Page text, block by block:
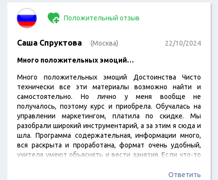
Положительный отзыв
Саша Спруктова (Москва) 22/10/2024
Много положительных эмоций…
Много положительных эмоций Достоинства Чисто
технически все эти материалы возможно найти и
самостоятельно. Но лично у меня вообще не
получалось, поэтому курс и приобрела. Обучалась на
управлении маркетингом, платила по скидке. Мы
разобрали широкий инструментарий, а за этим я сюда и
шла. Программа содержательная, информации много,
вся раскрыта и проработана, формат очень удобный,
учителя умеют объяснять и вести занятия. Если что-то
рекомендациями. Интересным и полезным был и блок
Ответить